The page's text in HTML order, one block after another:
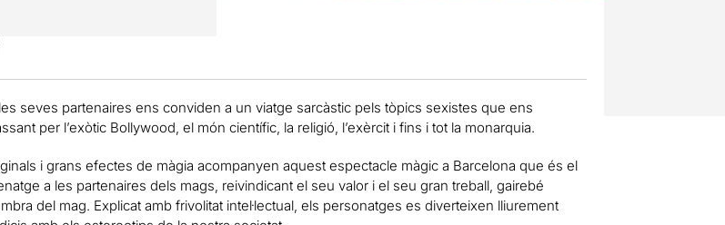
seves partenaires ens conviden a un viatge sarcàstic pels tòpics sexistes que ens
per l’exòtic Bollywood, el món científic, la religió, l’exèrcit i fins i tot la monarquia.
i grans efectes de màgia acompanyen aquest espectacle màgic a Barcelona que és el
a les partenaires dels mags, reivindicant el seu valor i el seu gran treball, gairebé
del mag. Explicat amb frivolitat intel·lectual, els personatges es diverteixen lliurement